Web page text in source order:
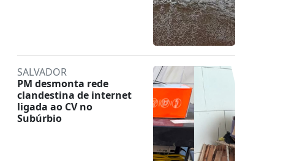
SALVADOR
PM desmonta rede
clandestina de internet
ligada ao CV no
Subúrbio